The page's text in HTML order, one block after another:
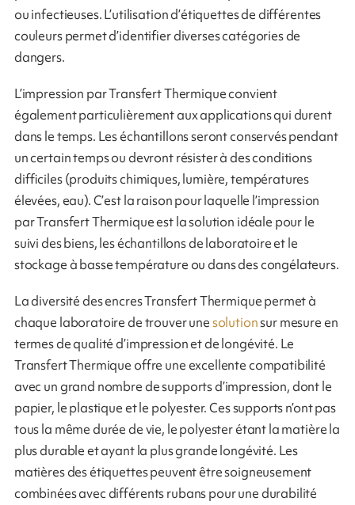
ou infectieuses. L’utilisation d’étiquettes de différentes
couleurs permet d’identifier diverses catégories de
dangers.
L’impression par Transfert Thermique convient
également particulièrement aux applications qui durent
dans le temps. Les échantillons seront conservés pendant
un certain temps ou devront résister à des conditions
difficiles (produits chimiques, lumière, températures
élevées, eau). C’est la raison pour laquelle l’impression
par Transfert Thermique est la solution idéale pour le
suivi des biens, les échantillons de laboratoire et le
stockage à basse température ou dans des congélateurs.
La diversité des encres Transfert Thermique permet à
chaque laboratoire de trouver unesolutionsur mesure en
termes de qualité d’impression et de longévité. Le
Transfert Thermique offre une excellente compatibilité
avec un grand nombre de supports d’impression, dont le
papier, le plastique et le polyester. Ces supports n’ont pas
tous la même durée de vie, le polyester étant la matière la
plus durable et ayant la plus grande longévité. Les
matières des étiquettes peuvent être soigneusement
combinées avec différents rubans pour une durabilité